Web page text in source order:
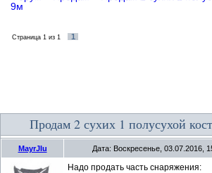
9м
Страница 1 из 1 1
Продам 2 сухих 1 полусухой
MayrJIu Дата: Воскресенье, 03.07.2016,
Надо продать часть снаряжения: